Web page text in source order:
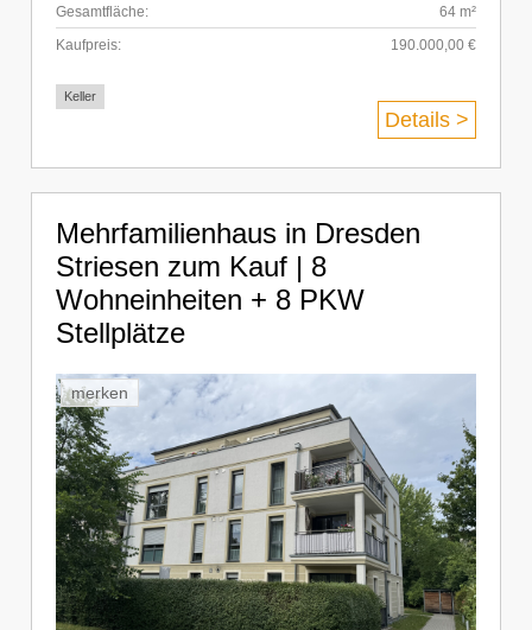
Gesamtfläche:
64 m²
Kaufpreis:
190.000,00 €
Keller
Details >
Mehrfamilienhaus in Dresden
Striesen zum Kauf | 8
Wohneinheiten + 8 PKW
Stellplätze
merken